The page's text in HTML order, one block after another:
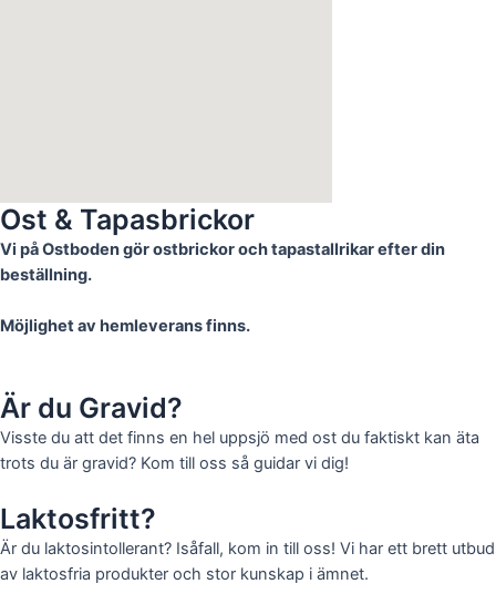
Ost & Tapasbrickor
Vi på Ostboden gör ostbrickor och tapastallrikar efter din
beställning.
Möjlighet av hemleverans finns.
Är du Gravid?
Visste du att det finns en hel uppsjö med ost du faktiskt kan äta
trots du är gravid? Kom till oss så guidar vi dig!
Laktosfritt?
Är du laktosintollerant? Isåfall, kom in till oss! Vi har ett brett utbud
av laktosfria produkter och stor kunskap i ämnet.